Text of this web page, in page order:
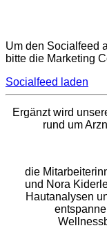
Um den Socialfeed
bitte die Marketing
Socialfeed laden
Ergänzt wird
rund um
die
und Nora
Hautanalysen